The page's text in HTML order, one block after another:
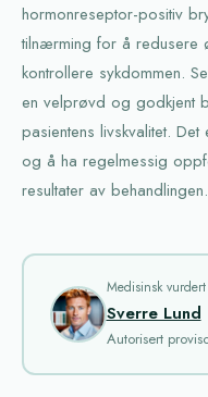
hormonreseptor-positiv
tilnærming for å redusere
kontrollere sykdommen.
en velprøvd og godkjent
pasientens livskvalitet.
og å ha regelmessig
resultater av behandlingen.
Medisinsk
Sverre Lund
Autorisert